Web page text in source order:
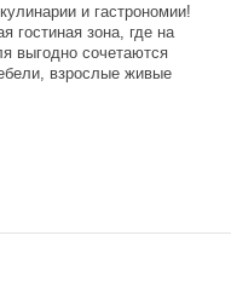
и гастрономии!
гостиная зона, где на
выгодно сочетаются
взрослые живые
духовой шкаф,
панели, но и блэкаут
Profoto D1 500 и